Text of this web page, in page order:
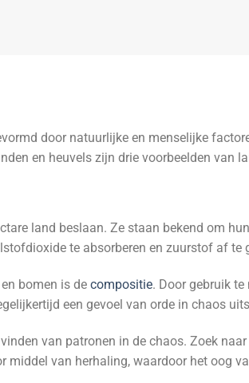
door natuurlijke en menselijke
en heuvels zijn drie voorbeelden van
land beslaan. Ze staan bekend om
te absorberen en zuurstof af te
bomen is de compositie. Door gebruik
een gevoel van orde in chaos
van patronen in de chaos. Zoek
middel van herhaling, waardoor het oog